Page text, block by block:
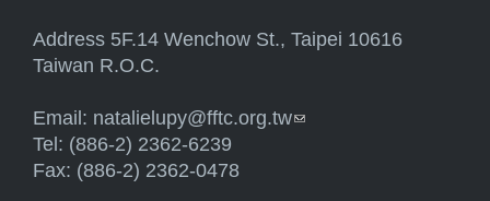
Address 5F.14 Wenchow St., Taipei 10616
Taiwan R.O.C.
Email: natalielupy@fftc.org.tw(link sends e-mail)
Tel: (886-2) 2362-6239
Fax: (886-2) 2362-0478